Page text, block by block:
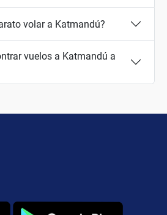
volar a Katmandú?
vuelos a Katmandú a